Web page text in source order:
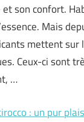
son confort.
Mais
mettent sur
Ceux-ci sont
…
: un pur